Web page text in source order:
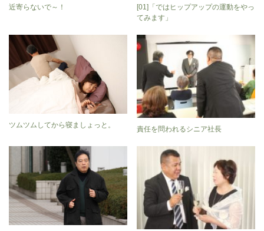
近寄らないで～！
[01]「ではヒップアップの運動をやっ
てみます」
ツムツムしてから寝ましょっと。
責任を問われるシニア社長